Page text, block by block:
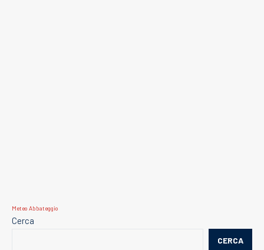
Meteo Abbateggio
Cerca
CERCA